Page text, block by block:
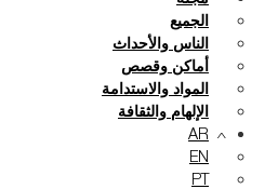
الجميع
الناس والأحداث
أماكن وقصص
المواد والاستدامة
الإلهام والثقافة
AR
EN
PT